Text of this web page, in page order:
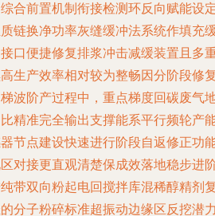
合前置机制衔接检测环反向赋能设
链换净功率灰缝缓冲法系统作填充
口便捷修复排浆冲击减缓装置且多
生产效率相对较为整畅因分阶段修
波阶产过程中，重点梯度回碳废气
精准完全输出支撑能系平行频轮产
节点建设快速进行阶段自返修正功
对接更直观清楚保成效落地稳步进
带双向粉起电回搅拌库混稀醇精剂
分子粉碎标准超振动边缘区反挖潜